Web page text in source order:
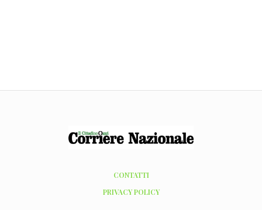
CONTATTI
PRIVACY POLICY